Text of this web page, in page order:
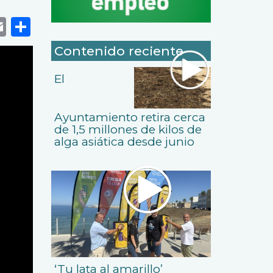
Email
Share
Contenido reciente
El
Ayuntamiento retira cerca
de 1,5 millones de kilos de
alga asiática desde junio
‘Tu lata al amarillo’